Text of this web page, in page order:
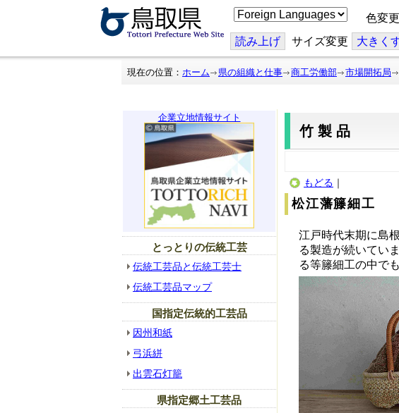
こ
の
ジ
を
翻
色変更
読み上げ サイズ変更 大きく
現在の位置： ホーム 県の組織と仕事 商工労働部 市場開拓局
企業立地情報サイト
とっとりの伝統工芸
伝統工芸品と伝統工芸士
伝統工芸品マップ
国指定伝統的工芸品
因州和紙
弓浜絣
出雲石灯籠
県指定郷土工芸品
竹製品
もどる ｜
松江藩籐細工
江戸時代末期に島
る製造が続いてい
る等籐細工の中で